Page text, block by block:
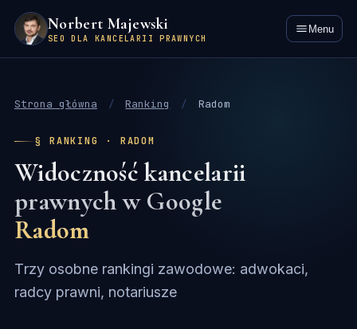
Norbert Majewski
SEO DLA KANCELARII PRAWNYCH
Menu
Strona główna / Ranking / Radom
§ RANKING · RADOM
Widoczność kancelarii
prawnych w Google
Radom
Trzy osobne rankingi zawodowe: adwokaci,
radcy prawni, notariusze